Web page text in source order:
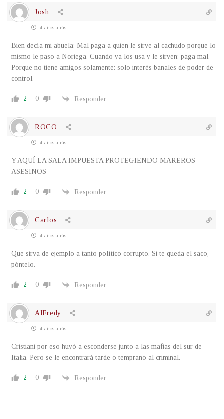
Josh
4 años atrás
Bien decía mi abuela: Mal paga a quien le sirve al cachudo porque lo
mismo le paso a Noriega. Cuando ya los usa y le sirven: paga mal.
Porque no tiene amigos solamente: solo interés banales de poder de
control.
2 0 Responder
ROCO
4 años atrás
Y AQUÍ LA SALA IMPUESTA PROTEGIENDO MAREROS
ASESINOS
2 0 Responder
Carlos
4 años atrás
Que sirva de ejemplo a tanto político corrupto. Si te queda el saco,
póntelo.
2 0 Responder
AlFredy
4 años atrás
Cristiani por eso huyó a esconderse junto a las mafias del sur de
Italia. Pero se le encontrará tarde o temprano al criminal.
2 0 Responder